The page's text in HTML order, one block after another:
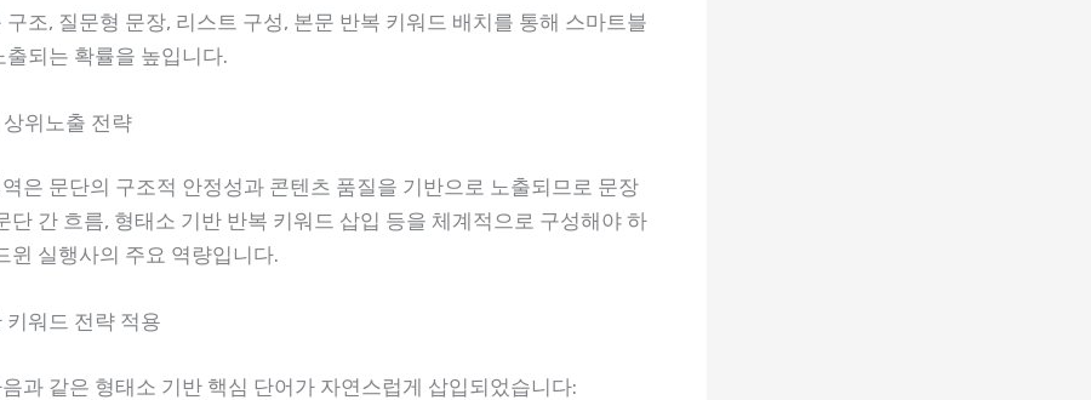
구조, 질문형 문장, 리스트 구성, 본문 반복 키워드 배치를 통해 스마트블
출되는 확률을 높입니다.
위노출 전략
은 문단의 구조적 안정성과 콘텐츠 품질을 기반으로 노출되므로 문장
단 간 흐름, 형태소 기반 반복 키워드 삽입 등을 체계적으로 구성해야 하
윈 실행사의 주요 역량입니다.
키워드 전략 적용
과 같은 형태소 기반 핵심 단어가 자연스럽게 삽입되었습니다: